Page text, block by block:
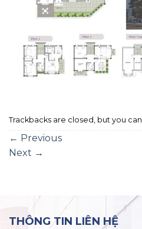
Trackbacks are closed, but you can
← Previous
Next →
THÔNG TIN LIÊN HỆ